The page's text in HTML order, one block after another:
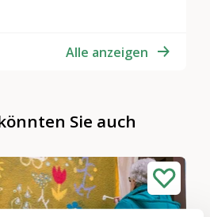
Alle anzeigen
Sie auch